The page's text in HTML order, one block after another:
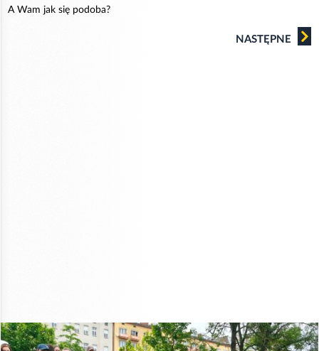
A Wam jak się podoba?
NASTĘPNE